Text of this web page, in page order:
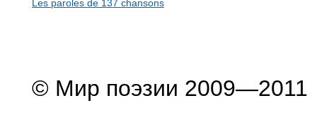
Les paroles de 137 chansons
© Мир поэзии 2009—2011